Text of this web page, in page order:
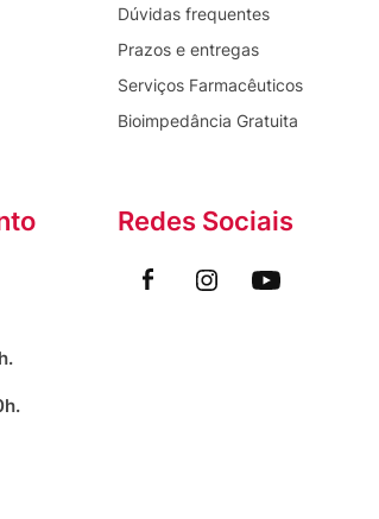
Dúvidas frequentes
Prazos e entregas
Serviços Farmacêuticos
Bioimpedância Gratuita
Redes Sociais